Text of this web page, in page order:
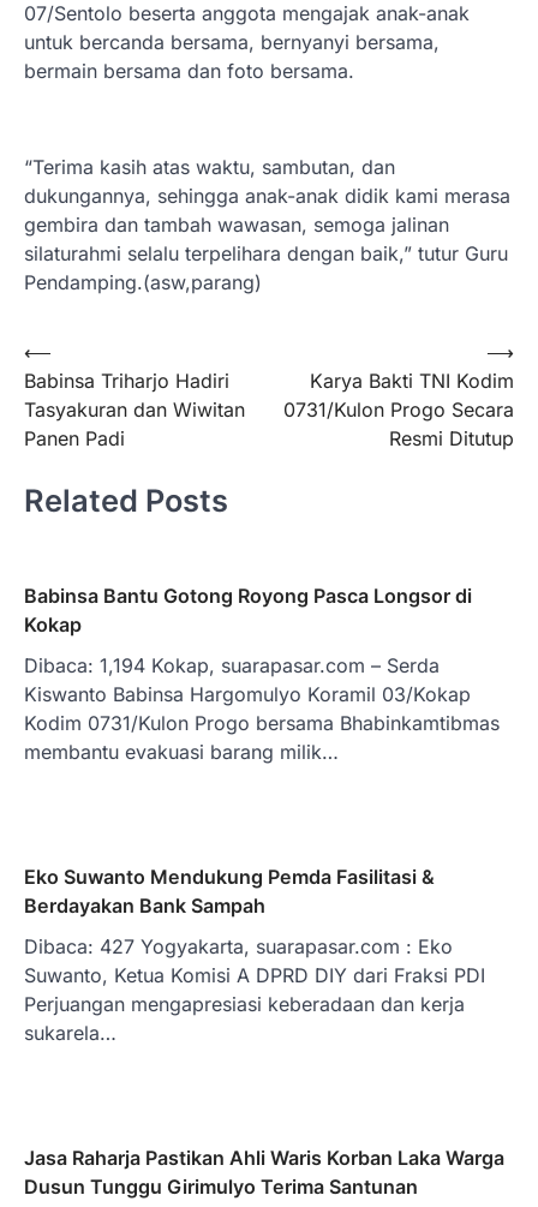
07/Sentolo beserta anggota mengajak anak-anak
untuk bercanda bersama, bernyanyi bersama,
bermain bersama dan foto bersama.
“Terima kasih atas waktu, sambutan, dan
dukungannya, sehingga anak-anak didik kami merasa
gembira dan tambah wawasan, semoga jalinan
silaturahmi selalu terpelihara dengan baik,” tutur Guru
Pendamping.(asw,parang)
Navigasi
pos
⟵
Babinsa Triharjo Hadiri
Tasyakuran dan Wiwitan
Panen Padi
Karya Bakti TNI Kodim
0731/Kulon Progo Secara
Resmi Ditutup
⟶
Related Posts
Babinsa Bantu Gotong Royong Pasca Longsor di
Kokap
Dibaca: 1,194 Kokap, suarapasar.com – Serda
Kiswanto Babinsa Hargomulyo Koramil 03/Kokap
Kodim 0731/Kulon Progo bersama Bhabinkamtibmas
membantu evakuasi barang milik…
Eko Suwanto Mendukung Pemda Fasilitasi &
Berdayakan Bank Sampah
Dibaca: 427 Yogyakarta, suarapasar.com : Eko
Suwanto, Ketua Komisi A DPRD DIY dari Fraksi PDI
Perjuangan mengapresiasi keberadaan dan kerja
sukarela…
Jasa Raharja Pastikan Ahli Waris Korban Laka Warga
Dusun Tunggu Girimulyo Terima Santunan